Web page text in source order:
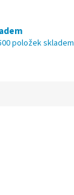
položek skladem